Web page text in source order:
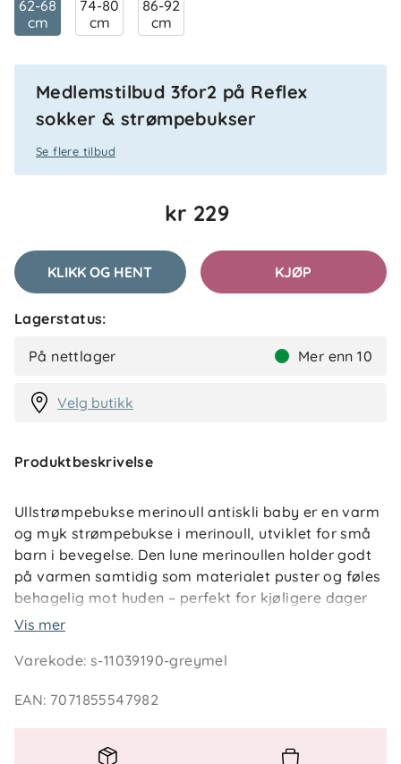
62-68
cm
74-80
cm
86-92
cm
Medlemstilbud 3for2 på Reflex
sokker & strømpebukser
Se flere tilbud
kr 229
KLIKK OG HENT KJØP
Lagerstatus:
På nettlager Mer enn 10
Velg butikk
Produktbeskrivelse
Ullstrømpebukse merinoull antiskli baby er en varm
og myk strømpebukse i merinoull, utviklet for små
barn i bevegelse. Den lune merinoullen holder godt
på varmen samtidig som materialet puster og føles
behagelig mot huden – perfekt for kjøligere dager
både inne og ute.
Antiskli på både knær og føtter gir ekstra støtte når
eget tempo. Ullstrømpebukse merinoull antiskli
elastisitet, slik at barnet kan bevege seg trygt og
Vis mer
Varekode:s-11039190-greymel
EAN: 7071855547982